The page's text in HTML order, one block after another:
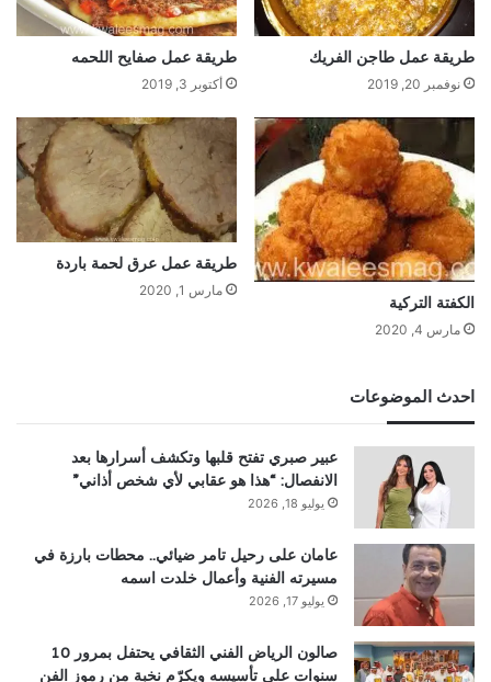
طريقة عمل طاجن الفريك
نوفمبر 20, 2019
طريقة عمل صفايح اللحمه
أكتوبر 3, 2019
الكفتة التركية
مارس 4, 2020
طريقة عمل عرق لحمة باردة
مارس 1, 2020
احدث الموضوعات
عبير صبري تفتح قلبها وتكشف أسرارها بعد
الانفصال: “هذا هو عقابي لأي شخص أذاني”
يوليو 18, 2026
عامان على رحيل تامر ضيائي.. محطات بارزة في
مسيرته الفنية وأعمال خلدت اسمه
يوليو 17, 2026
صالون الرياض الفني الثقافي يحتفل بمرور 10
سنوات على تأسيسه ويكرّم نخبة من رموز الفن